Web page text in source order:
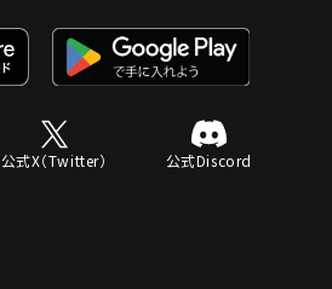
公式X（Twitter） 公式Discord